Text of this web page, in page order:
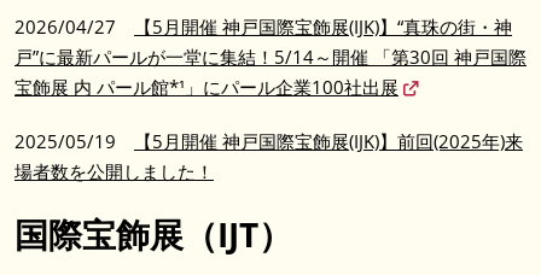
2026/04/27
【5月開催 神戸国際宝飾展(IJK)】“真珠の街・神
戸”に最新パールが一堂に集結！5/14～開催 「第30回 神戸国際
宝飾展 内 パール館*¹」にパール企業100社出展
2025/05/19
【5月開催 神戸国際宝飾展(IJK)】前回(2025年)来
場者数を公開しました！
国際宝飾展（IJT）